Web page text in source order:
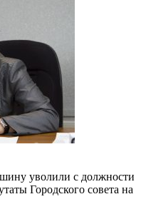
уволили с должности
Городского совета на